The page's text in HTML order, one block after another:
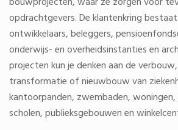
opdrachtgevers. De klantenkring
ontwikkelaars, beleggers,
onderwijs- en overheidsinstanties en
projecten kun je denken aan de
transformatie of nieuwbouw van
kantoorpanden, zwembaden,
scholen, publieksgebouwen en